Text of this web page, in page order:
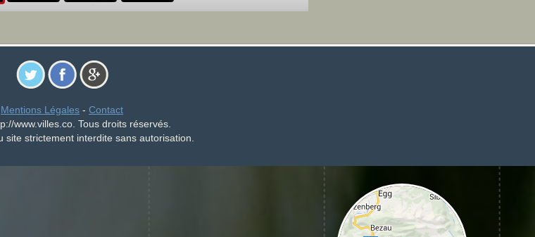
Mentions Légales - Contact
www.villes.co. Tous droits réservés.
site strictement interdite sans autorisation.